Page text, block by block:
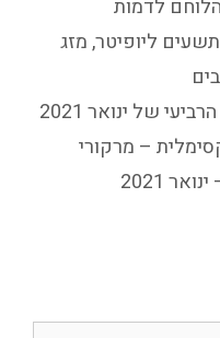
לדמות
ליופיטר,מזג
של ינואר 2021
– מרקורי
2021